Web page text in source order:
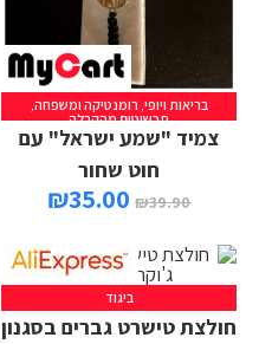
הוספה לסל
בריאות ויופי, רומנטיקה ומשפחה,
תכשיטים מהקבלה
צמיד "שמע ישראל" עם
חוט שחור
₪39.90
₪35.00
ביגוד
חולצת טישרט גברים בסגנון